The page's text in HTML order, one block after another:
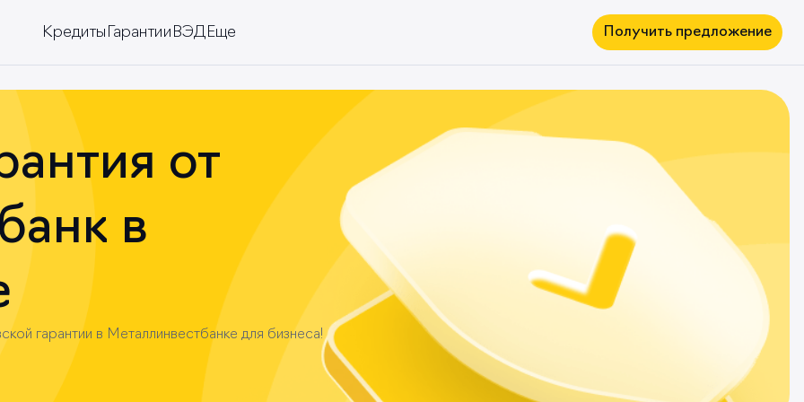
Кредиты Гарантии ВЭД Еще
Вклады
Овернайт
Получить предложение
от
в
гарантии в Металлинвестбанке для бизнеса!